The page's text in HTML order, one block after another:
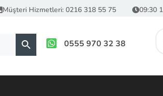
Müşteri Hizmetleri: 0216 318 55 75 09:30
0555 970 32 38